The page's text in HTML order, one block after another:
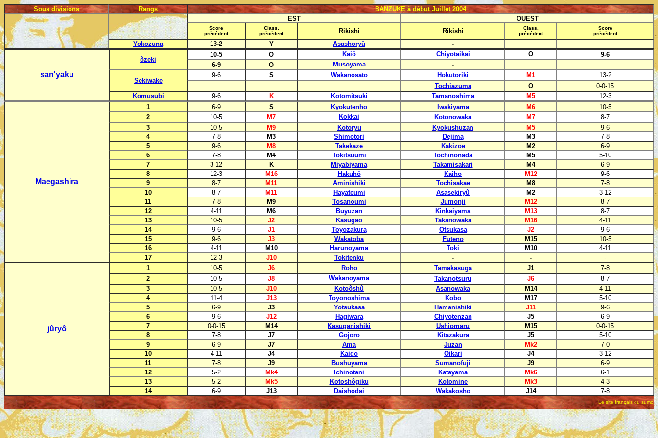
Sous divisions Rangs
BANZUKE à début Juillet 2004
EST
OUEST
Score
précédent
Class.
précédent
Rikishi Rikishi
Class.
précédent
Score
précédent
Yokozuna 13-2 Y Asashoryû -
san'yaku
ôzeki
10-5 O Kaiô Chiyotaikai O
9-6
6-9
O Musoyama -
Sekiwake
9-6 S Wakanosato Hokutoriki M1 13-2
.. .. .. Tochiazuma O
0-0-15
Komusubi
9-6 K Kotomitsuki Tamanoshima M5 12-3
Maegashira
1 6-9 S Kyokutenho Iwakiyama M6
10-5
2
10-5 M7 Kokkai Kotonowaka M7
8-7
3
10-5 M9 Kotoryu Kyokushuzan M5
9-6
4
7-8 M3 Shimotori Dejima M3
7-8
5
9-6 M8 Takekaze Kakizoe M2
6-9
6
7-8 M4 Tokitsuumi Tochinonada M5
5-10
7
3-12 K Miyabiyama Takamisakari M4
6-9
8
12-3 M16 Hakuhô Kaiho M12
9-6
9
8-7 M11 Aminishiki Tochisakae M8
7-8
10
8-7 M11 Hayateumi Asasekiryû M2
3-12
11
7-8 M9 Tosanoumi Jumonji M12
8-7
12
4-11 M6 Buyuzan Kinkaiyama M13
8-7
13
10-5 J2 Kasugao Takanowaka M16
4-11
14
9-6 J1 Toyozakura Otsukasa J2
9-6
15
9-6 J3 Wakatoba Futeno M15
10-5
16
4-11 M10 Harunoyama Toki M10
4-11
17
12-3 J10 Tokitenku - - -
jûryô
1 10-5 J6 Roho Tamakasuga J1
7-8
2
10-5 J8 Wakanoyama Takanotsuru J6
8-7
3
10-5 J10 Kotoôshû Asanowaka M14
4-11
4
11-4 J13 Toyonoshima Kobo M17
5-10
5
6-9 J3 Yotsukasa Hamanishiki J11
9-6
6
9-6 J12 Hagiwara Chiyotenzan J5
6-9
7
0-0-15 M14 Kasuganishiki Ushiomaru M15
0-0-15
8
7-8 J7 Gojoro Kitazakura J5
5-10
9
6-9 J7 Ama Juzan Mk2
7-0
10
4-11 J4 Kaido Oikari J4
3-12
11
7-8 J9 Bushuyama Sumanofuji J9
6-9
12
5-2 Mk4 Ichinotani Katayama Mk6
6-1
13
5-2 Mk5 Kotoshôgiku Kotomine Mk3
4-3
14
6-9 J13 Daishodai Wakakosho J14 7-8
Le site français du sumo